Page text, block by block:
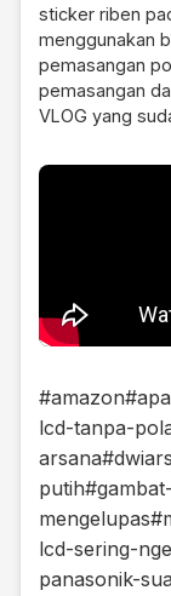
sticker riben
menggunakan
pemasangan
pemasangan
VLOG yang
#amazon
lcd-tanpa-
arsana
putih
mengelupas
lcd-sering-
panasonik-